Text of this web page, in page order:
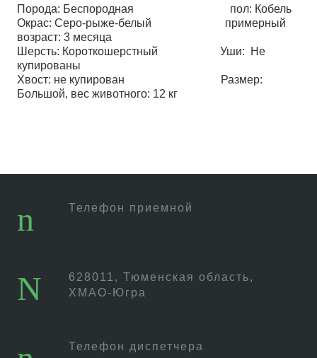
Порода: Беспородная пол: Кобель
Окрас: Серо-рыже-белый примерный
возраст: 3 месяца
Шерсть: Короткошерстный Уши: Не
купированы
Хвост: не купирован Размер:
Большой, вес животного: 12 кг
Телефон приемной
628011, Тюменская область,
ХМАО-Югра
Телефон диспетчера